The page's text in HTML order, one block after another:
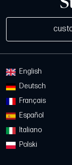
English
Deutsch
Français
Español
Italiano
Polski